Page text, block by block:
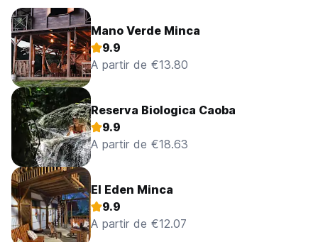
Mano Verde Minca
9.9
A partir de €13.80
Reserva Biologica Caoba
9.9
A partir de €18.63
El Eden Minca
9.9
A partir de €12.07